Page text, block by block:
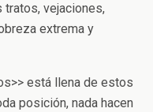
tratos, vejaciones,
extrema y
está llena de estos
posición, nada hacen